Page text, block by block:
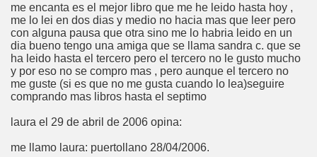
me encanta es el mejor libro que me he leido hasta hoy ,
me lo lei en dos dias y medio no hacia mas que leer pero
con alguna pausa que otra sino me lo habria leido en un
dia bueno tengo una amiga que se llama sandra c. que se
ha leido hasta el tercero pero el tercero no le gusto mucho
y por eso no se compro mas , pero aunque el tercero no
me guste (si es que no me gusta cuando lo lea)seguire
comprando mas libros hasta el septimo
laura el 29 de abril de 2006 opina:
me llamo laura: puertollano 28/04/2006.